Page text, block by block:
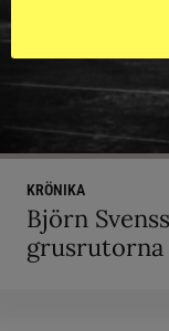
KRÖNIKA
Björn
grusrutorna